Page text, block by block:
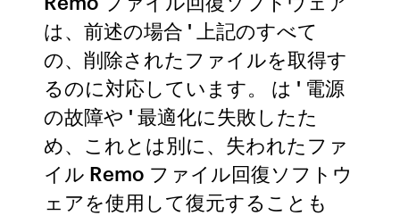
は、前述の場合 ' 上記のすべて
の、削除されたファイルを取得す
るのに対応しています。 は ' 電源
の故障や ' 最適化に失敗したた
め、これとは別に、失われたファ
イル Remo ファイル回復ソフトウ
ェアを使用して復元することも